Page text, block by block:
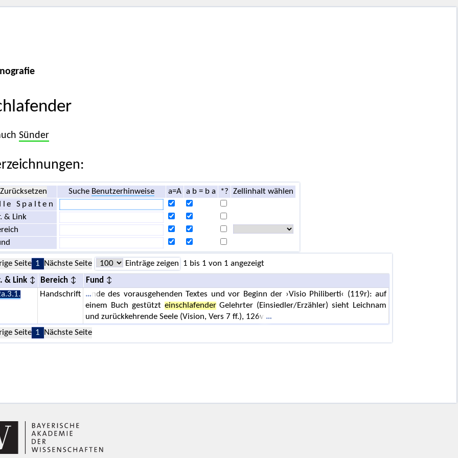
Sünder
Zurücksetzen Suche Benutzerhinweise a=A a b = b a *?
Zellinhalt wählen
Spalten
& Link
Seite 1 Nächste Seite Einträge zeigen 1 bis 1 von 1 angezeigt
& Link Bereich
Fund
Handschrift
nde des vorausgehenden Textes und vor Beginn der ›Visio Philiberti‹ (119r): auf
einem Buch gestützt einschlafenderGelehrter (Einsiedler/Erzähler) sieht Leichnam
und zurückkehrende Seele (Vision, Vers 7 ff.), 126v
Seite 1 Nächste Seite